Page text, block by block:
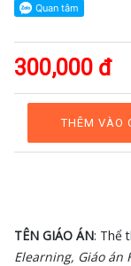
Kỹ
năng
sống
Mầm
non
Cộng
300,000 đ
THÊM VÀO
TÊN GIÁO ÁN: Thể
Elearning, Giáo án